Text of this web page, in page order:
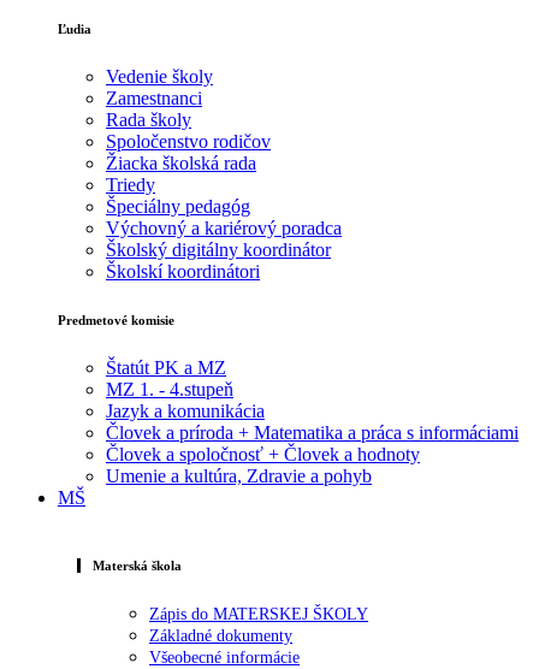
Ľudia
Vedenie školy
Zamestnanci
Rada školy
Spoločenstvo rodičov
Žiacka školská rada
Triedy
Špeciálny pedagóg
Výchovný a kariérový poradca
Školský digitálny koordinátor
Školskí koordinátori
Predmetové komisie
Štatút PK a MZ
MZ 1. - 4.stupeň
Jazyk a komunikácia
Človek a príroda + Matematika a práca s informáciami
Človek a spoločnosť + Človek a hodnoty
Umenie a kultúra, Zdravie a pohyb
MŠ
Materská škola
Zápis do MATERSKEJ ŠKOLY
Základné dokumenty
Všeobecné informácie